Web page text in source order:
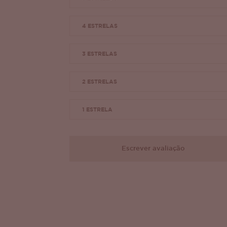
4 ESTRELAS
3 ESTRELAS
2 ESTRELAS
1 ESTRELA
Escrever avaliação